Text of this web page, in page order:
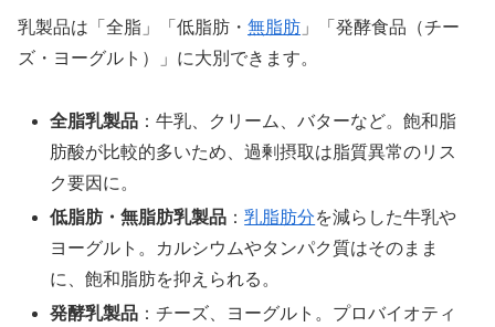
乳製品は「全脂」「低脂肪・ 無脂肪 」「発酵食品（チー
ズ・ヨーグルト）」に大別できます。
全脂乳製品 ：牛乳、クリーム、バターなど。飽和脂
肪酸が比較的多いため、過剰摂取は脂質異常のリス
ク要因に。
低脂肪・無脂肪乳製品 ：乳脂肪分を減らした牛乳や
ヨーグルト。カルシウムやタンパク質はそのまま
に、飽和脂肪を抑えられる。
発酵乳製品 ：チーズ、ヨーグルト。プロバイオティ